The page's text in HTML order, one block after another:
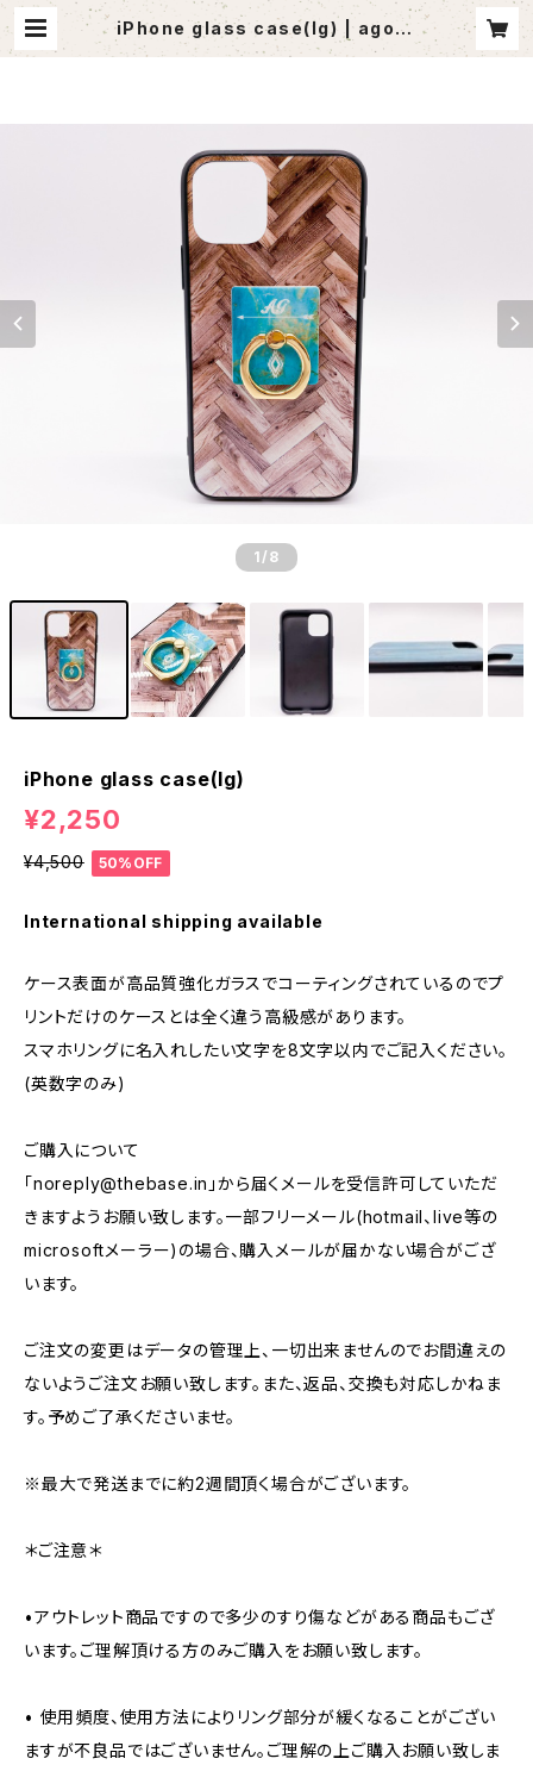
iPhone glass case(lg) | agout
let
1 /8
iPhone glass case(lg)
¥2,250
¥4,500 50%OFF
International shipping available
ケース表面が高品質強化ガラスでコーティングされているのでプ
リントだけのケースとは全く違う高級感があります。
スマホリングに名入れしたい文字を8文字以内でご記入ください。
(英数字のみ)
ご購入について
「noreply@thebase.in 」から届くメールを受信許可していただ
きますようお願い致します。一部フリーメール(hotmail、live等の
microsoftメーラー)の場合、購入メールが届かない場合がござ
います。
ご注文の変更はデータの管理上、一切出来ませんのでお間違えの
ないようご注文お願い致します。また、返品、交換も対応しかねま
す。予めご了承くださいませ。
※最大で発送までに約2週間頂く場合がございます。
＊ご注意＊
•アウトレット商品ですので多少のすり傷などがある商品もござ
います。ご理解頂ける方のみご購入をお願い致します。
• 使用頻度、使用方法によりリング部分が緩くなることがござい
ますが不良品ではございません。ご理解の上ご購入お願い致しま